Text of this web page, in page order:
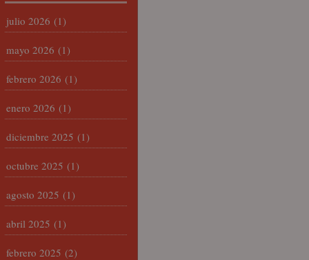
julio 2026 (1)
mayo 2026 (1)
febrero 2026 (1)
enero 2026 (1)
diciembre 2025 (1)
octubre 2025 (1)
agosto 2025 (1)
abril 2025 (1)
febrero 2025 (2)